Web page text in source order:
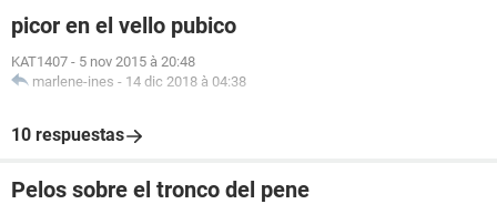
picor en el vello pubico
KAT1407 - 5 nov 2015 à 20:48
marlene-ines - 14 dic 2018 à 04:38
10 respuestas
Pelos sobre el tronco del pene